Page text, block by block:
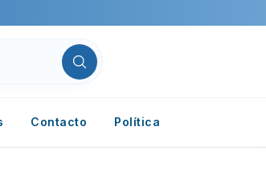
Contacto Política